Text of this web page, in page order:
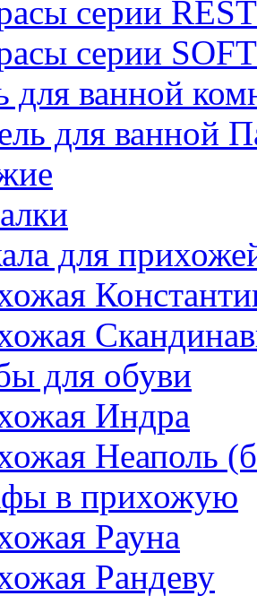
серии REST
серии SOFT
для ванной
для ванной
для
для обуви
Индра
Неаполь
в прихожую
Рауна
Рандеву